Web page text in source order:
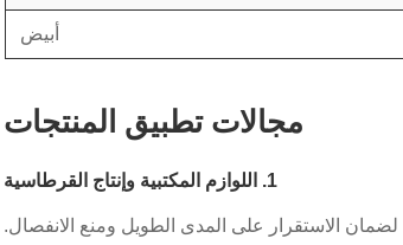
أبيض
مجالات تطبيق المنتجات
1. اللوازم المكتبية وإنتاج القرطاسية
الاستقرار على المدى الطويل ومنع الانفصال.